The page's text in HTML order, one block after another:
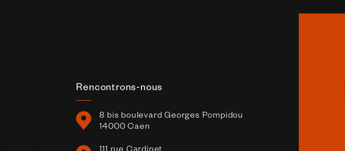
Rencontrons-nous
8 bis boulevard Georges Pompidou
14000 Caen